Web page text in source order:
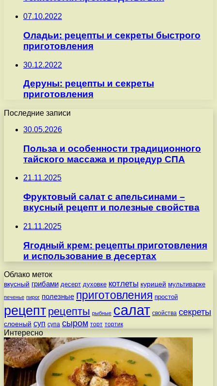
07.10.2022
Оладьи: рецепты и секреты быстрого
приготовления
30.12.2022
Деруны: рецепты и секреты
приготовления
Последние записи
30.05.2026
Польза и особенности традиционного
тайского массажа и процедур СПА
21.11.2025
Фруктовый салат с апельсинами –
вкусный рецепт и полезные свойства
21.11.2025
Ягодный крем: рецепты приготовления
и использование в десертах
Облако меток
вкусный грибами десерт духовке котлеты курицей мультиварке
печенье пирог полезные приготовления простой
рецепт рецепты рыбные салат свойства секреты
слоеный суп супа сыром торт тортик
Интересно